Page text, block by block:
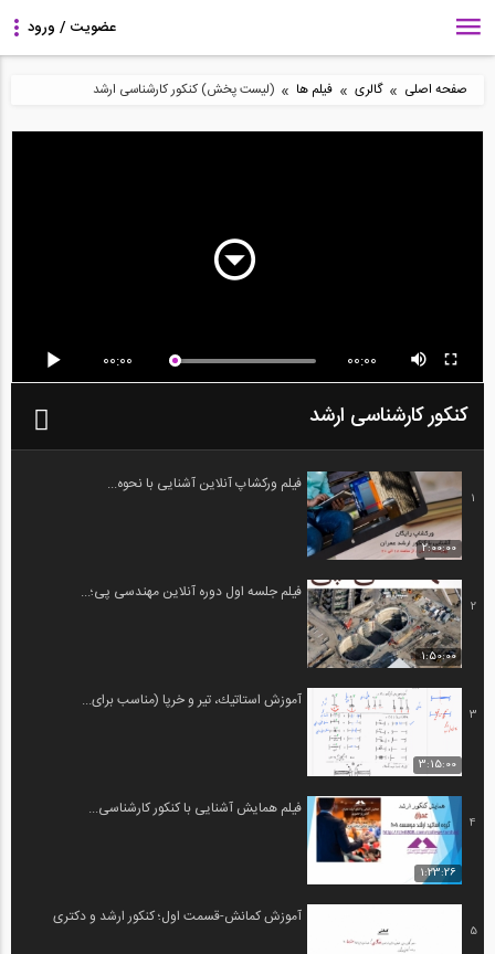
صفحه اصلی » گالری » فیلم ها » (لیست پخش) کنکور کارشناسی ارشد
00:00 00:00
کنکور کارشناسی ارشد
1
2:00:00
فیلم ورکشاپ آنلاین آشنایی با نحوه...
2
1:50:00
فیلم جلسه اول دوره آنلاین مهندسی پی؛...
3
3:15:00
آموزش استاتيك، تير و خرپا (مناسب برای...
4
1:23:26
فیلم همایش آشنایی با کنکور کارشناسی...
5
آموزش كمانش-قسمت اول؛ کنکور ارشد و دکتری